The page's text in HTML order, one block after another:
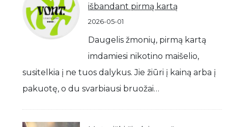
išbandant pirmą kartą
2026-05-01
Daugelis žmonių, pirmą kartą
imdamiesi nikotino maišelio,
susitelkia į ne tuos dalykus. Jie žiūri į kainą arba į
pakuotę, o du svarbiausi bruožai…